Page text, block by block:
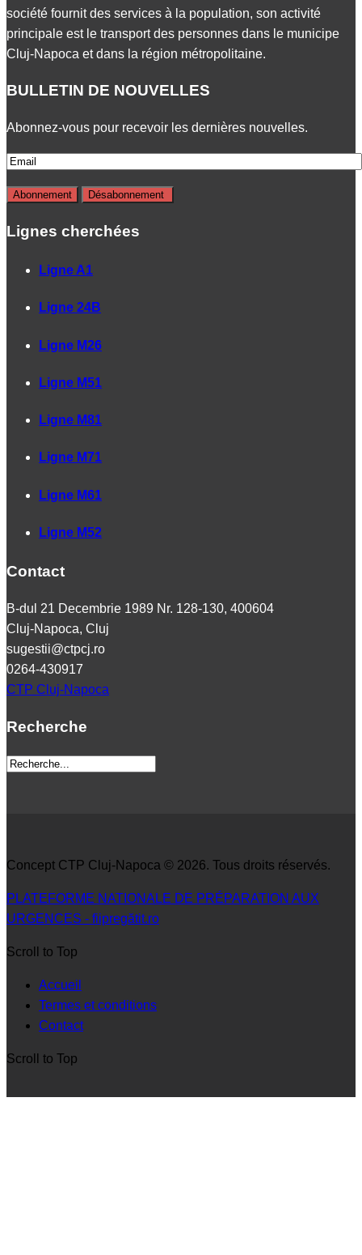
société fournit des services à la population, son activité
principale est le transport des personnes dans le municipe
Cluj-Napoca et dans la région métropolitaine.
BULLETIN DE NOUVELLES
Abonnez-vous pour recevoir les dernières nouvelles.
Lignes cherchées
Ligne A1
Ligne 24B
Ligne M26
Ligne M51
Ligne M81
Ligne M71
Ligne M61
Ligne M52
Contact
B-dul 21 Decembrie 1989 Nr. 128-130, 400604
Cluj-Napoca, Cluj
sugestii@ctpcj.ro
0264-430917
CTP Cluj-Napoca
Recherche
Concept CTP Cluj-Napoca © 2026. Tous droits réservés.
PLATEFORME NATIONALE DE PRÉPARATION AUX
URGENCES - fiipregătit.ro
Scroll to Top
Accueil
Termes et conditions
Contact
Scroll to Top